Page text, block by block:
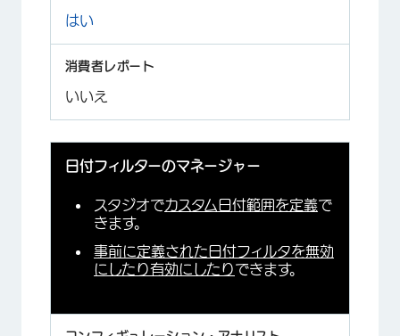
はい
いいえ
日付フィルターのマネージャー
スタジオでカスタム日付範囲を定義で
きます。
事前に定義された日付フィルタを無効
にしたり有効にしたりできます。